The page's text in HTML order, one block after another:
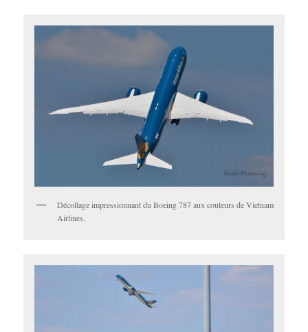
Décollage impressionnant du Boeing 787 aux couleurs de Vietnam
Airlines.